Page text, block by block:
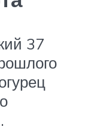
37